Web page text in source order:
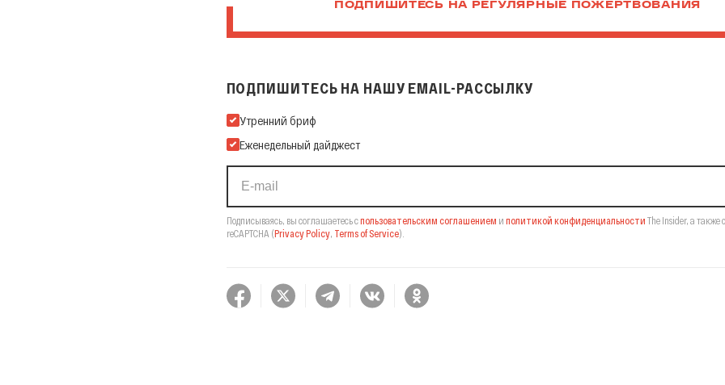
ПОДПИШИТЕСЬ НА РЕГУЛЯРНЫЕ ПОЖЕРТВОВАНИЯ
ПОДПИШИТЕСЬ НА НАШУ EMAIL-РАССЫЛКУ
Подпишитесь на нашу Email-рассылку
Утренний бриф
Еженедельный дайджест
Подписываясь, вы соглашаетесь спользовательским соглашением и политикой конфиденциальности The Insider, а также
reCAPTCHA (Privacy Policy, Terms of Service).